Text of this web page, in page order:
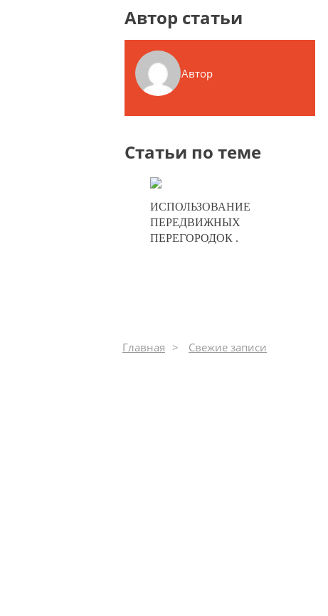
Автор статьи
Автор
Статьи по теме
0
247
ИСПОЛЬЗОВАНИЕ
ПЕРЕДВИЖНЫХ
ПЕРЕГОРОДОК .
Главная Свежие записи